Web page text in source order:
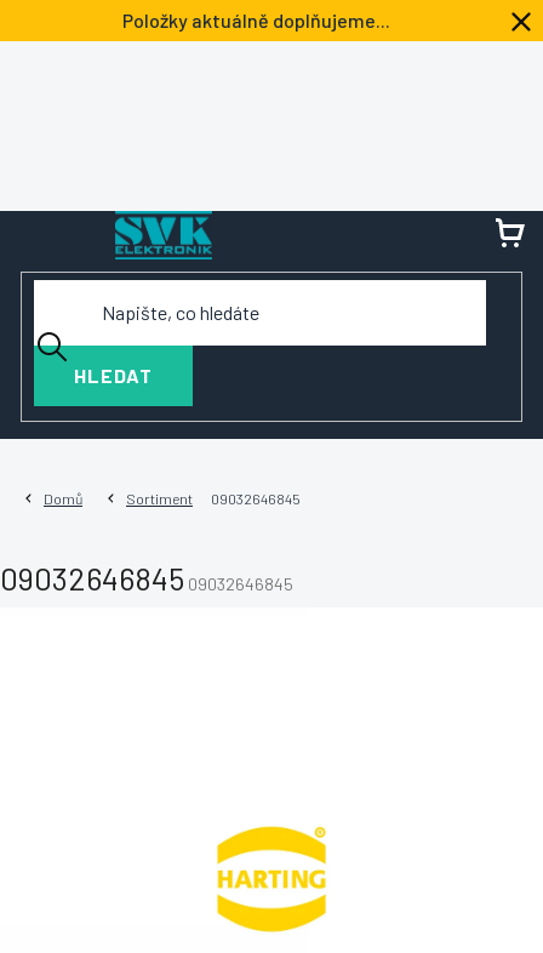
na
Položky aktuálně doplňujeme...
HLEDAT
Domů Sortiment 09032646845
09032646845 09032646845